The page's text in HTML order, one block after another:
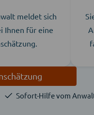
meldet sich
Ihnen für eine
Sofort-Hilfe vom